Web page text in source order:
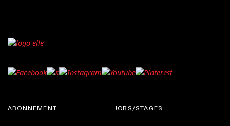
ABONNEMENT JOBS/STAGES